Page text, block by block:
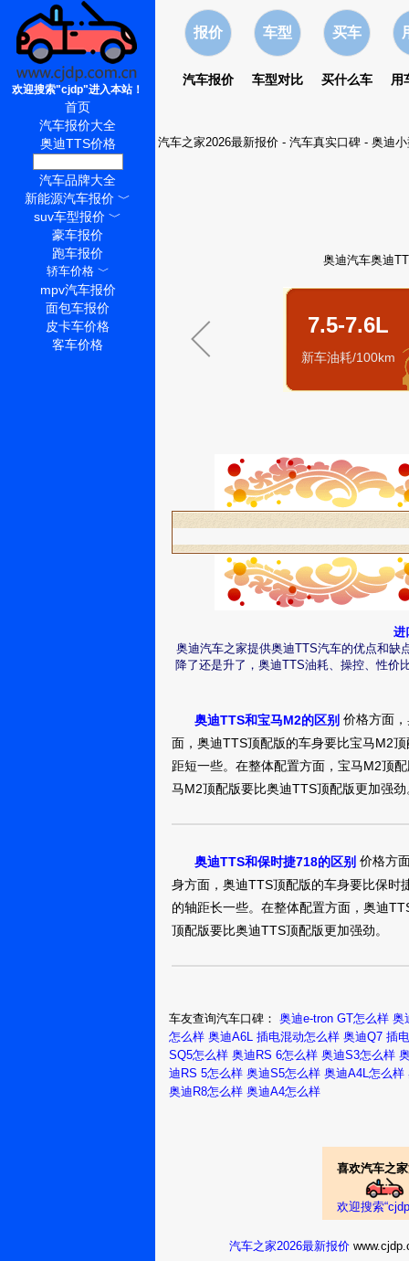
报价
汽车报价
车型
车型对比
买车
买什么车 用
汽车之家2026最新报价- 汽车真实口碑- 奥迪
奥迪汽车奥迪
7.5-7.6L
新车油耗/100km
进
奥迪汽车之家提供奥迪TTS汽车的优点和缺
降了还是升了，奥迪TTS油耗、操控、性价
奥迪TTS和宝马M2的区别 价格方面
面，奥迪TTS顶配版的车身要比宝马M2
距短一些。在整体配置方面，宝马M2顶
马M2顶配版要比奥迪TTS顶配版更加强劲
奥迪TTS和保时捷718的区别 价格方
身方面，奥迪TTS顶配版的车身要比保
的轴距长一些。在整体配置方面，奥迪
顶配版要比奥迪TTS顶配版更加强劲。
车友查询汽车口碑： 奥迪e-tron GT怎么样 奥
怎么样 奥迪A6L 插电混动怎么样 奥迪Q7 插
SQ5怎么样 奥迪RS 6怎么样 奥迪S3怎么样
迪RS 5怎么样 奥迪S5怎么样 奥迪A4L怎么样
奥迪R8怎么样 奥迪A4怎么样
喜欢汽车之
欢迎搜索
汽车之家2026最新报价
欢迎搜索"cjdp"进入本站！
首页
汽车报价大全
奥迪TTS价格
汽车品牌大全
新能源汽车报价 ﹀
suv车型报价 ﹀
豪车报价
跑车报价
轿车价格﹀
mpv汽车报价
面包车报价
皮卡车价格
客车价格